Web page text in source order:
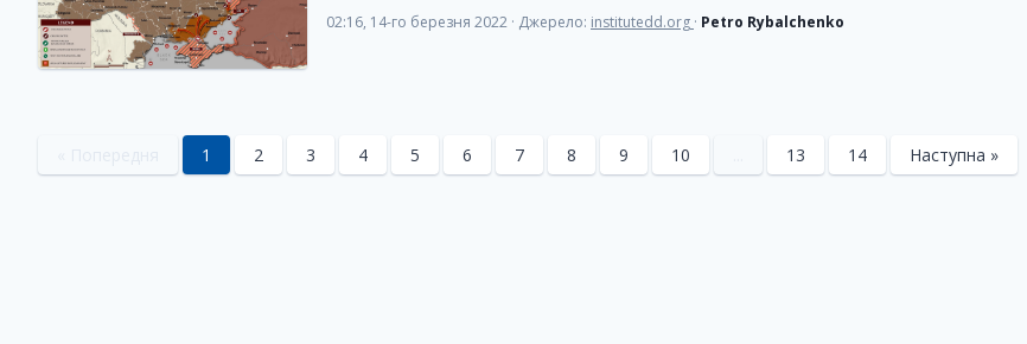
02:16, 14-го березня 2022 · Джерело: institutedd.org · Petro Rybalchenko
1 2 3 4 5 6 7 8 9 10 13 14 Наступна »